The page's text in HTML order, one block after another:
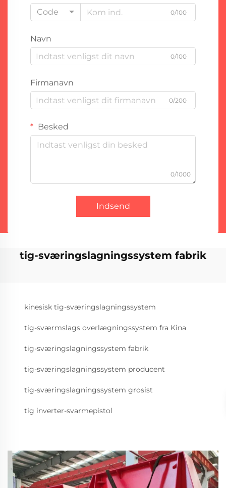
Code
0/100
Navn
0/100
Firmanavn
0/200
Besked
0/1000
Indsend
tig-sværingslagningssystem fabrik
kinesisk tig-sværingslagningssystem
tig-sværmslags overlægningssystem fra Kina
tig-sværingslagningssystem fabrik
tig-sværingslagningssystem producent
tig-sværingslagningssystem grosist
tig inverter-svarmepistol